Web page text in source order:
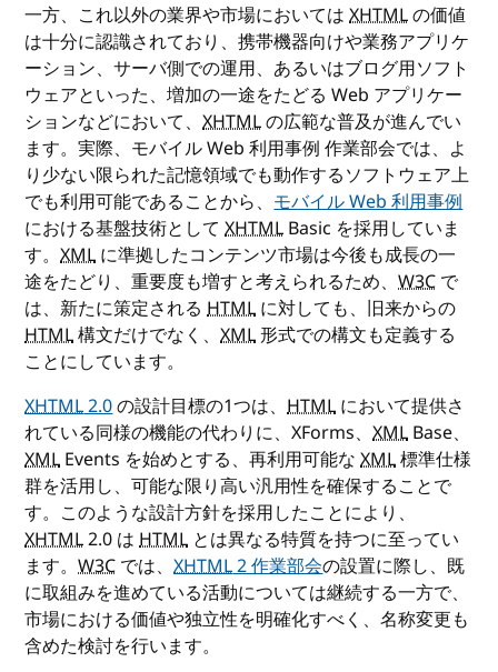
一方、これ以外の業界や市場においてはXHTMLの価値
は十分に認識されており、携帯機器向けや業務アプリケ
ーション、サーバ側での運用、あるいはブログ用ソフト
ウェアといった、増加の一途をたどる Web アプリケー
ションなどにおいて、XHTMLの広範な普及が進んでい
ます。実際、モバイル Web 利用事例 作業部会では、よ
り少ない限られた記憶領域でも動作するソフトウェア上
でも利用可能であることから、モバイル Web 利用事例
における基盤技術としてXHTML Basic を採用していま
す。XML に準拠したコンテンツ市場は今後も成長の一
途をたどり、重要度も増すと考えられるため、W3C で
は、新たに策定されるHTML に対しても、旧来からの
HTML構文だけでなく、XML形式での構文も定義する
ことにしています。
XHTML2.0の設計目標の1つは、HTML において提供さ
れている同様の機能の代わりに、XForms、XML Base、
XML Events を始めとする、再利用可能なXML標準仕様
群を活用し、可能な限り高い汎用性を確保することで
す。このような設計方針を採用したことにより、
XHTML2.0 はHTML とは異なる特質を持つに至ってい
ます。W3C では、XHTML2 作業部会の設置に際し、既
に取組みを進めている活動については継続する一方で、
市場における価値や独立性を明確化すべく、名称変更も
含めた検討を行います。